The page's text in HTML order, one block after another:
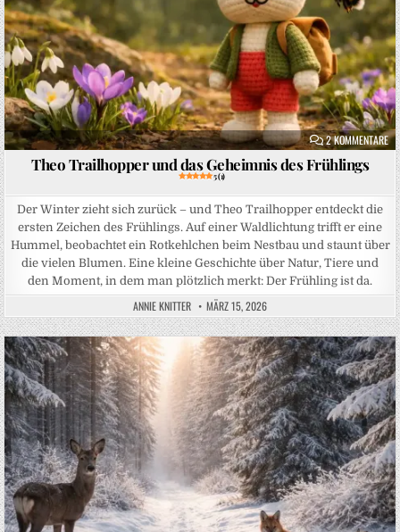
2 KOMMENTAREZU
Theo Trailhopper und das Geheimnis des Frühlings
5 (1)
Der Winter zieht sich zurück – und Theo Trailhopper entdeckt die
ersten Zeichen des Frühlings. Auf einer Waldlichtung trifft er eine
Hummel, beobachtet ein Rotkehlchen beim Nestbau und staunt über
die vielen Blumen. Eine kleine Geschichte über Natur, Tiere und
den Moment, in dem man plötzlich merkt: Der Frühling ist da.
ANNIE KNITTER MÄRZ 15, 2026
Posted in